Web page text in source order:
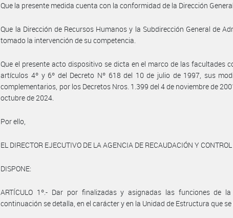
Que la presente medida cuenta con la conformidad de la Dirección
Que la Dirección de Recursos Humanos y la Subdirección General de
tomado la intervención de su competencia.
Que el presente acto dispositivo se dicta en el marco de las facultades
artículos 4º y 6º del Decreto Nº 618 del 10 de julio de 1997, sus
complementarios, por los Decretos Nros. 1.399 del 4 de noviembre de
octubre de 2024.
Por ello,
EL DIRECTOR EJECUTIVO DE LA AGENCIA DE RECAUDACIÓN Y
DISPONE:
ARTÍCULO 1º.- Dar por finalizadas y asignadas las funciones de
continuación se detalla, en el carácter y en la Unidad de Estructura que se